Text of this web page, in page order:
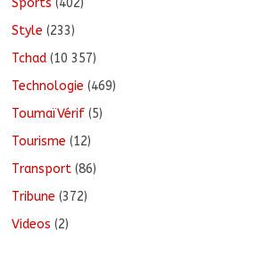
Sports (402)
Style (233)
Tchad (10 357)
Technologie (469)
ToumaïVérif (5)
Tourisme (12)
Transport (86)
Tribune (372)
Videos (2)